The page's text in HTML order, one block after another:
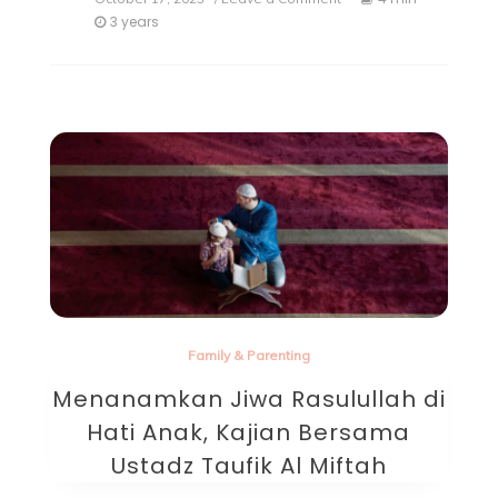
3 years
Family & Parenting
Menanamkan Jiwa Rasulullah di
Hati Anak, Kajian Bersama
Ustadz Taufik Al Miftah